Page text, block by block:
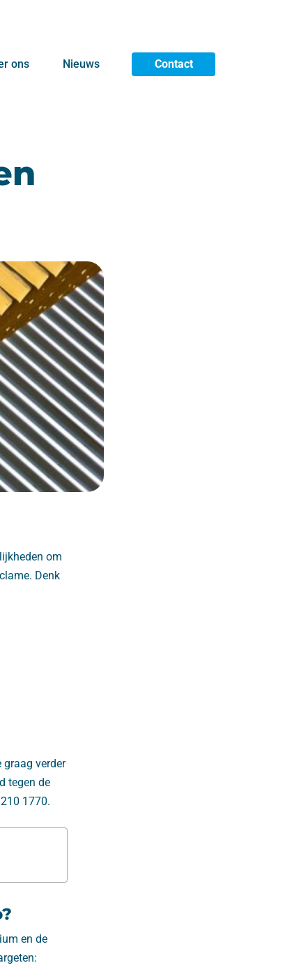
ons Nieuws Contact
om
Denk
graag verder
tegen de
1770.
en de